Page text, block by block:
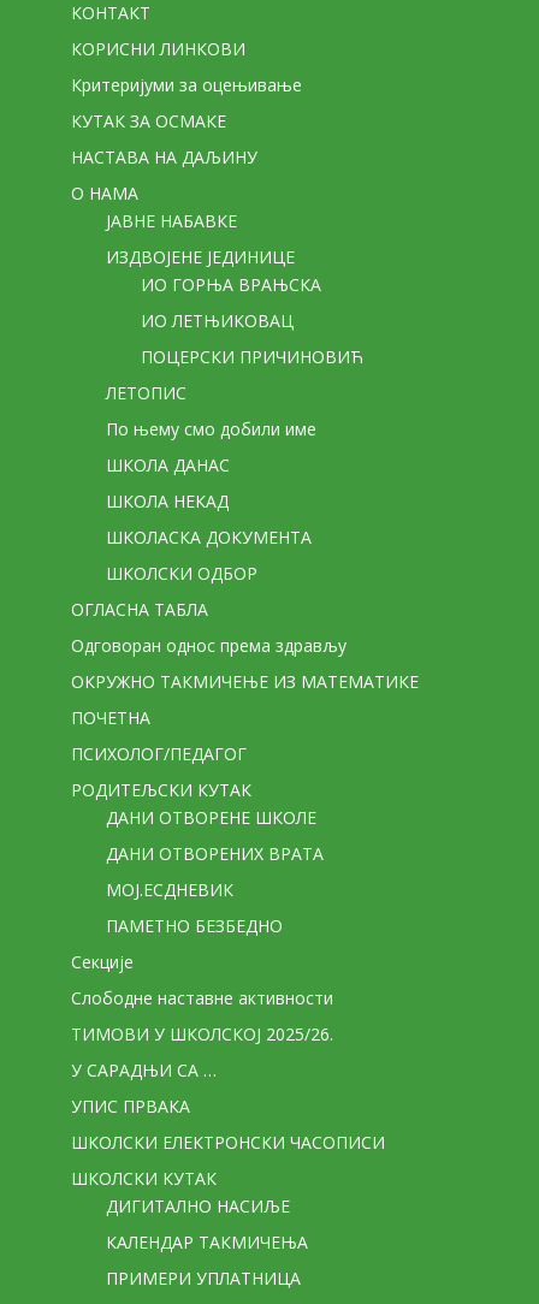
КОНТАКТ
КОРИСНИ ЛИНКОВИ
Критеријуми за оцењивање
КУТАК ЗА ОСМАКЕ
НАСТАВА НА ДАЉИНУ
О НАМА
ЈАВНЕ НАБАВКЕ
ИЗДВОЈЕНЕ ЈЕДИНИЦЕ
ИО ГОРЊА ВРАЊСКА
ИО ЛЕТЊИКОВАЦ
ПОЦЕРСКИ ПРИЧИНОВИЋ
ЛЕТОПИС
По њему смо добили име
ШКОЛА ДАНАС
ШКОЛА НЕКАД
ШКОЛАСКА ДОКУМЕНТА
ШКОЛСКИ ОДБОР
ОГЛАСНА ТАБЛА
Одговоран однос према здрављу
ОКРУЖНО ТАКМИЧЕЊЕ ИЗ МАТЕМАТИКЕ
ПОЧЕТНА
ПСИХОЛОГ/ПЕДАГОГ
РОДИТЕЉСКИ КУТАК
ДАНИ ОТВОРЕНЕ ШКОЛЕ
ДАНИ ОТВОРЕНИХ ВРАТА
МОЈ.ЕСДНЕВИК
ПАМЕТНО БЕЗБЕДНО
Секције
Слободне наставне активности
ТИМОВИ У ШКОЛСКОЈ 2025/26.
У САРАДЊИ СА …
УПИС ПРВАКА
ШКОЛСКИ ЕЛЕКТРОНСКИ ЧАСОПИСИ
ШКОЛСКИ КУТАК
ДИГИТАЛНО НАСИЉЕ
КАЛЕНДАР ТАКМИЧЕЊА
ПРИМЕРИ УПЛАТНИЦА